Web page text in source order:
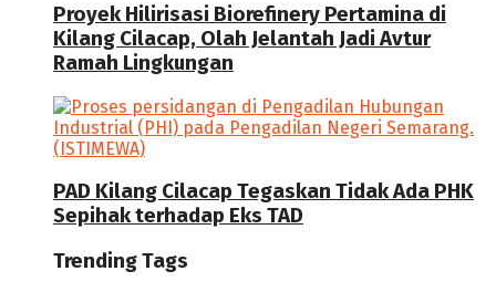
Proyek Hilirisasi Biorefinery Pertamina di
Kilang Cilacap, Olah Jelantah Jadi Avtur
Ramah Lingkungan
PAD Kilang Cilacap Tegaskan Tidak Ada PHK
Sepihak terhadap Eks TAD
Trending Tags